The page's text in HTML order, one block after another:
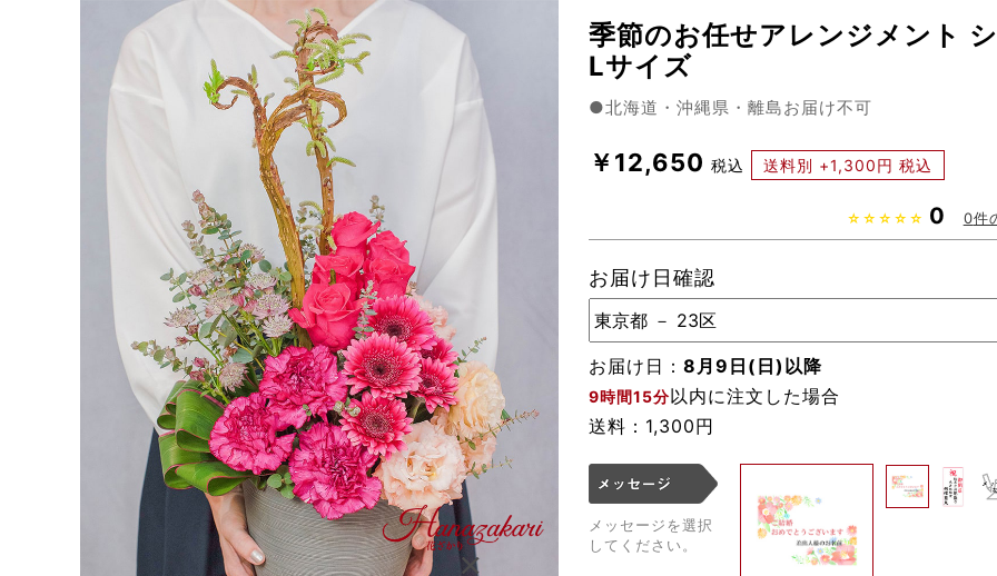
季節のお任せアレンジメント
Lサイズ
●北海道・沖縄県・離島お届け不可
￥12,650 税込 送料別 +1,300円 税込
☆☆☆☆☆ 0 0件
お届け日確認
お届け日： 8月9日(日)以降
9時間15分以内に注文した場合
送料：1,300円
メッセージを選択
してください。